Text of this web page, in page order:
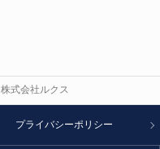
株式会社ルクス
プライバシーポリシー